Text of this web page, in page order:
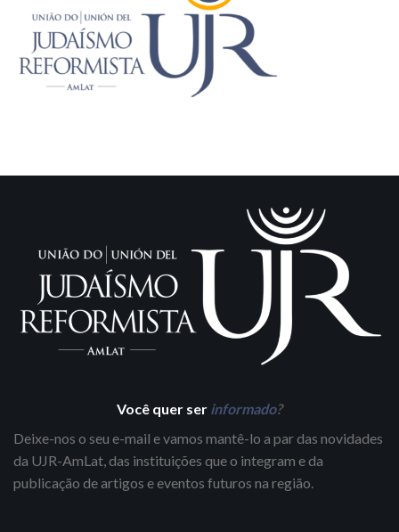
Você quer ser informado?
Deixe-nos o seu e-mail e vamos mantê-lo a par das novidades
da UJR-AmLat, das instituições que o integram e da
publicação de artigos e eventos futuros na região.